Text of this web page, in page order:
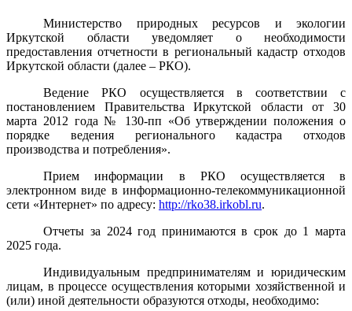
Министерство природных ресурсов и экологии
Иркутской области уведомляет о необходимости
предоставления отчетности в региональный кадастр отходов
Иркутской области (далее – РКО).
Ведение РКО осуществляется в соответствии с
постановлением Правительства Иркутской области от 30
марта 2012 года № 130-пп «Об утверждении положения о
порядке ведения регионального кадастра отходов
производства и потребления».
Прием информации в РКО осуществляется в
электронном виде в информационно-телекоммуникационной
сети «Интернет» по адресу: http://rko38.irkobl.ru.
Отчеты за 2024 год принимаются в срок до 1 марта
2025 года.
Индивидуальным предпринимателям и юридическим
лицам, в процессе осуществления которыми хозяйственной и
(или) иной деятельности образуются отходы, необходимо: